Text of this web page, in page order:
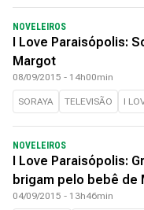
NOVELEIROS
I Love Paraisópolis:
Margot
08/09/2015 - 14h00min
SORAYA TELEVISÃO I
NOVELEIROS
I Love Paraisópolis:
brigam pelo bebê de
04/09/2015 - 13h46min